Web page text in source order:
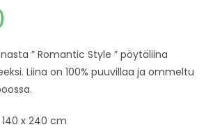
” Romantic Style ” pöytäliina
Liina on 100% puuvillaa ja ommeltu
x 240 cm